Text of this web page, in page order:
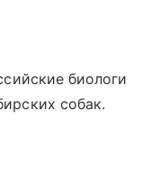
биологи
собак.